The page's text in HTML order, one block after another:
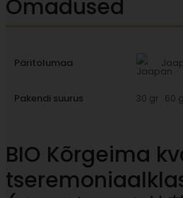
Omadused
Päritolumaa
Pakendi suurus 30 gr 60
BIO Kõrgeima